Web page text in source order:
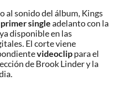
al sonido del álbum, Kings
primer singleadelanto con la
ya disponible en las
El corte viene
videoclippara el
de Brook Linder y la